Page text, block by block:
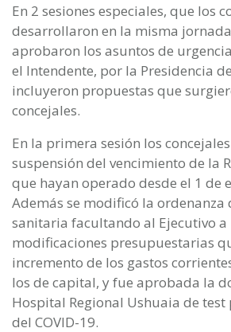
En 2 sesiones especiales, que los
desarrollaron en la misma
aprobaron los asuntos de
el Intendente, por la Presidencia
incluyeron propuestas que
concejales.
En la primera sesión los
suspensión del vencimiento de la
que hayan operado desde el 1 de
Además se modificó la ordenanza
sanitaria facultando al Ejecutivo
modificaciones presupuestarias
incremento de los gastos
los de capital, y fue aprobada la
Hospital Regional Ushuaia de test
del COVID-19.